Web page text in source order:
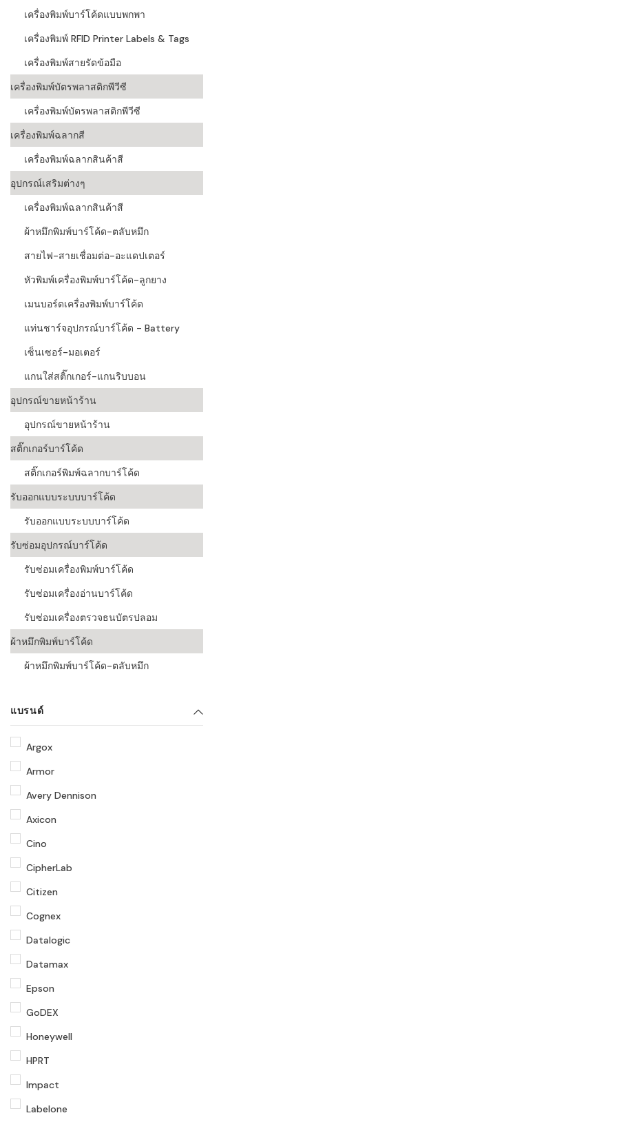
เครื่องพิมพ์บาร์โค้ดแบบพกพา
เครื่องพิมพ์ RFID Printer Labels & Tags
เครื่องพิมพ์สายรัดข้อมือ
เครื่องพิมพ์บัตรพลาสติกพีวีซี
เครื่องพิมพ์บัตรพลาสติกพีวีซี
เครื่องพิมพ์ฉลากสี
เครื่องพิมพ์ฉลากสินค้าสี
อุปกรณ์เสริมต่างๆ
เครื่องพิมพ์ฉลากสินค้าสี
ผ้าหมึกพิมพ์บาร์โค้ด-ตลับหมึก
สายไฟ-สายเชื่อมต่อ-อะแดปเตอร์
หัวพิมพ์เครื่องพิมพ์บาร์โค้ด-ลูกยาง
เมนบอร์ดเครื่องพิมพ์บาร์โค้ด
แท่นชาร์จอุปกรณ์บาร์โค้ด - Battery
เซ็นเซอร์-มอเตอร์
แกนใส่สติ๊กเกอร์-แกนริบบอน
อุปกรณ์ขายหน้าร้าน
อุปกรณ์ขายหน้าร้าน
สติ๊กเกอร์บาร์โค้ด
สติ๊กเกอร์พิมพ์ฉลากบาร์โค้ด
รับออกแบบระบบบาร์โค้ด
รับออกแบบระบบบาร์โค้ด
รับซ่อมอุปกรณ์บาร์โค้ด
รับซ่อมเครื่องพิมพ์บาร์โค้ด
รับซ่อมเครื่องอ่านบาร์โค้ด
รับซ่อมเครื่องตรวจธนบัตรปลอม
ผ้าหมึกพิมพ์บาร์โค้ด
ผ้าหมึกพิมพ์บาร์โค้ด-ตลับหมึก
แบรนด์
Argox
Armor
Avery Dennison
Axicon
Cino
CipherLab
Citizen
Cognex
Datalogic
Datamax
Epson
GoDEX
Honeywell
HPRT
Impact
Labelone